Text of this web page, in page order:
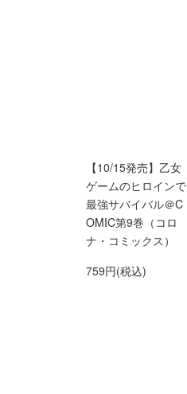
【10/15発売】乙女
ゲームのヒロインで
最強サバイバル＠C
OMIC第9巻（コロ
ナ・コミックス）
759円(税込)